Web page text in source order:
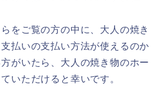
をご覧の方の中に、大人の焼き
払いの支払い方法が使えるのか
がいたら、大人の焼き物のホー
いただけると幸いです。